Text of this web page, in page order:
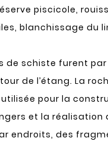
piscicole,
blanchissage du
de schiste furent
de l’étang. La
pour la
et la réalisation
endroits, des